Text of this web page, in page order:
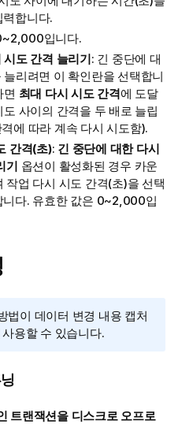
합니다.
입니다.
도 간격 늘리기: 긴 중단에 대
리려면 이 확인란을 선택합니
면 최대 다시 시도 간격에 도달
사이의 간격을 두 배로 늘립
에 따라 계속 다시 시도함).
간격(초): 긴 중단에 대한 다시
기 옵션이 활성화된 경우 카운
작업 다시 시도 간격(초)을 선택
니다. 유효한 값은 0~2,000입
법이 데이터 변경 내용 캡처
용할 수 있습니다.
트랜잭션을 디스크로 오프로